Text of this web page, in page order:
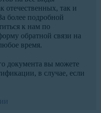
отечественных, так и
более подробной
к нам по
обратной связи на
время.
документа вы можете
в случае, если